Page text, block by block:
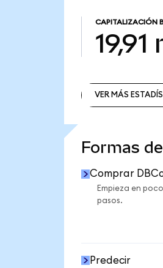
CAPITALIZACIÓN
19,91
VER MÁS
Formas
Comprar
Empieza en
pasos.
Predecir